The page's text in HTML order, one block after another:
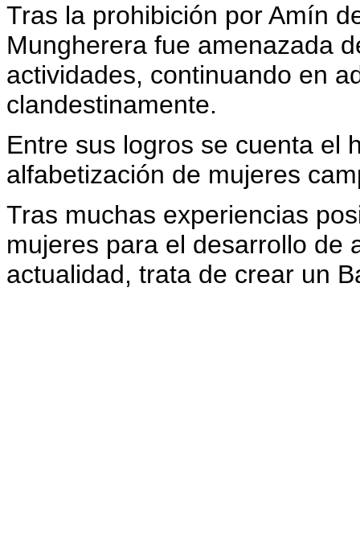
Tras la prohibición por Amín
Mungherera fue amenazada
actividades, continuando en
clandestinamente.
Entre sus logros se cuenta el
alfabetización de mujeres
Tras muchas experiencias
mujeres para el desarrollo de
actualidad, trata de crear un